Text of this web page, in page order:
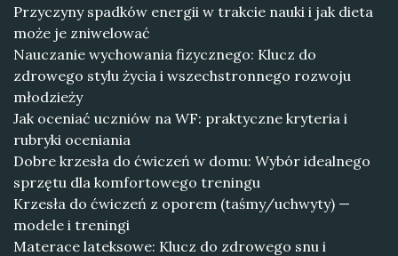
Przyczyny spadków energii w trakcie nauki i jak dieta
może je zniwelować
Nauczanie wychowania fizycznego: Klucz do
zdrowego stylu życia i wszechstronnego rozwoju
młodzieży
Jak oceniać uczniów na WF: praktyczne kryteria i
rubryki oceniania
Dobre krzesła do ćwiczeń w domu: Wybór idealnego
sprzętu dla komfortowego treningu
Krzesła do ćwiczeń z oporem (taśmy/uchwyty) —
modele i treningi
Materace lateksowe: Klucz do zdrowego snu i